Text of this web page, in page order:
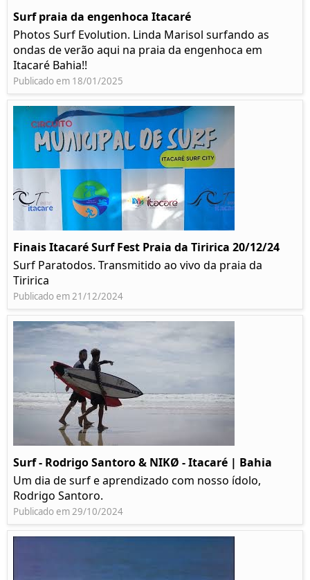
Surf praia da engenhoca Itacaré
Photos Surf Evolution. Linda Marisol surfando as
ondas de verão aqui na praia da engenhoca em
Itacaré Bahia!!
Publicado em 18/01/2025
Finais Itacaré Surf Fest Praia da Tiririca 20/12/24
Surf Paratodos. Transmitido ao vivo da praia da
Tiririca
Publicado em 21/12/2024
Surf - Rodrigo Santoro & NIKØ - Itacaré | Bahia
Um dia de surf e aprendizado com nosso ídolo,
Rodrigo Santoro.
Publicado em 29/10/2024